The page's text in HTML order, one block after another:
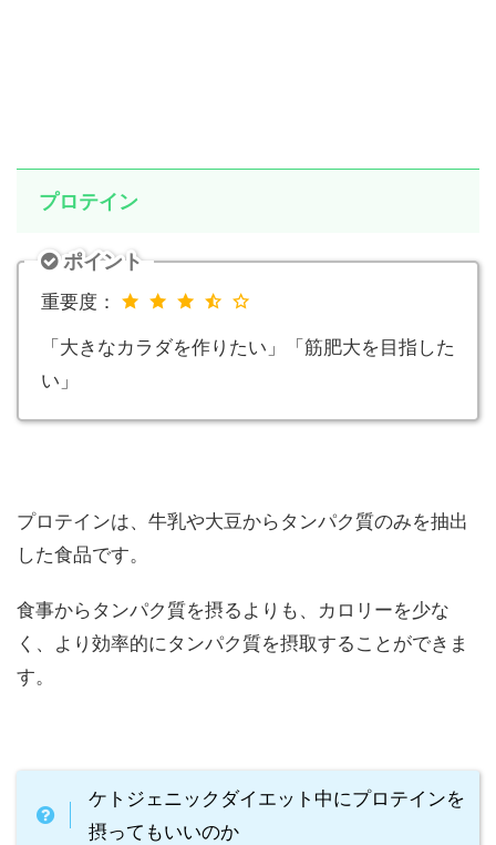
プロテイン
ポイント
重要度：
「大きなカラダを作りたい」「筋肥大を目指した
い」
プロテインは、牛乳や大豆からタンパク質のみを抽出
した食品です。
食事からタンパク質を摂るよりも、カロリーを少な
く、より効率的にタンパク質を摂取することができま
す。
ケトジェニックダイエット中にプロテインを
摂ってもいいのか